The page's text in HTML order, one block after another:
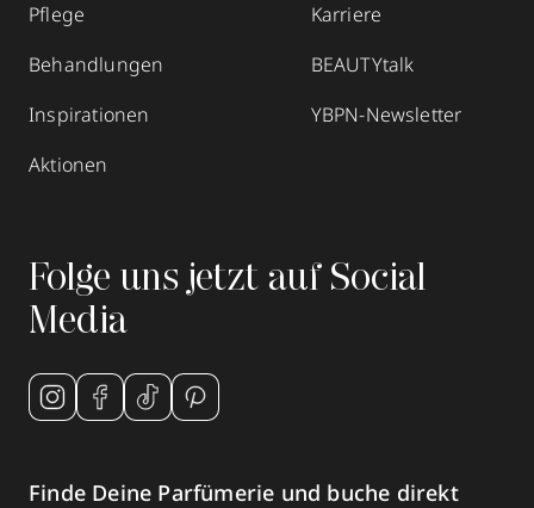
Pflege
Behandlungen
Inspirationen
Aktionen
Karriere
BEAUTYtalk
YBPN-Newsletter
Folge uns jetzt auf Social
Media
Finde Deine Parfümerie und buche direkt